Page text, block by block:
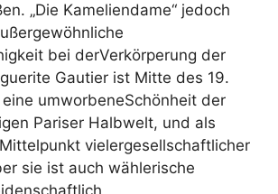
„Die Kameliendame“ jedoch
bei derVerkörperung der
Gautier ist Mitte des 19.
umworbeneSchönheit der
Pariser Halbwelt, und als
vielergesellschaftlicher
sie ist auch wählerische